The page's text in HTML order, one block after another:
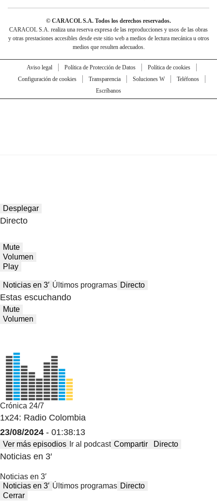
© CARACOL S.A. Todos los derechos reservados.
CARACOL S.A. realiza una reserva expresa de las reproducciones y usos de las obras
y otras prestaciones accesibles desde este sitio web a medios de lectura mecánica u otros
medios que resulten adecuados.
Aviso legal Política de Protección de Datos
Política de cookies
Configuración de cookies
Transparencia Soluciones W
Teléfonos
Escríbanos
Desplegar
Directo
Mute
Volumen
Play
Noticias en 3′ Últimos programas Directo
Estas escuchando
Mute
Volumen
Crónica 24/7
1x24: Radio Colombia
23/08/2024 - 01:38:13
Ver más episodios Ir al podcast Compartir Directo
Noticias en 3′
Noticias en 3′
Noticias en 3′ Últimos programas Directo
Cerrar